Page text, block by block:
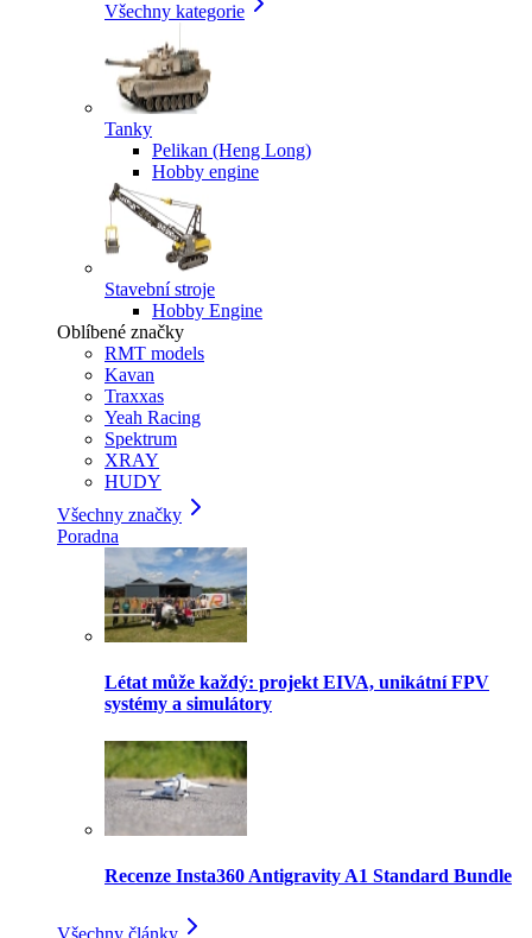
Všechny kategorie
Tanky
Pelikan (Heng Long)
Hobby engine
Stavební stroje
Hobby Engine
Oblíbené značky
RMT models
Kavan
Traxxas
Yeah Racing
Spektrum
XRAY
HUDY
Všechny značky
Poradna
Létat může každý: projekt EIVA, unikátní FPV
systémy a simulátory
Recenze Insta360 Antigravity A1 Standard Bundle